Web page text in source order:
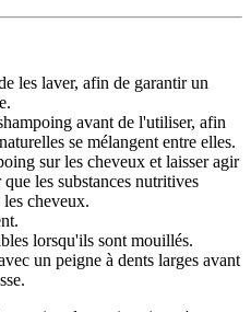
les laver, afin de garantir un
avant de l'utiliser, afin
se mélangent entre elles.
sur les cheveux et laisser agir
les substances nutritives
cheveux.
lorsqu'ils sont mouillés.
un peigne à dents larges avant